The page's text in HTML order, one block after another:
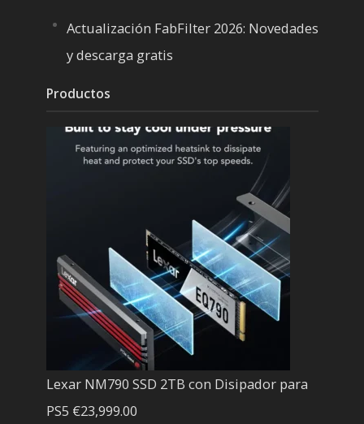
Actualización FabFilter 2026: Novedades
y descarga gratis
Productos
Lexar NM790 SSD 2TB con Disipador para
PS5 €23,999.00